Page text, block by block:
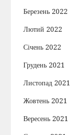
Березень 2022
Лютий 2022
Січень 2022
Грудень 2021
Листопад 2021
Жовтень 2021
Вересень 2021